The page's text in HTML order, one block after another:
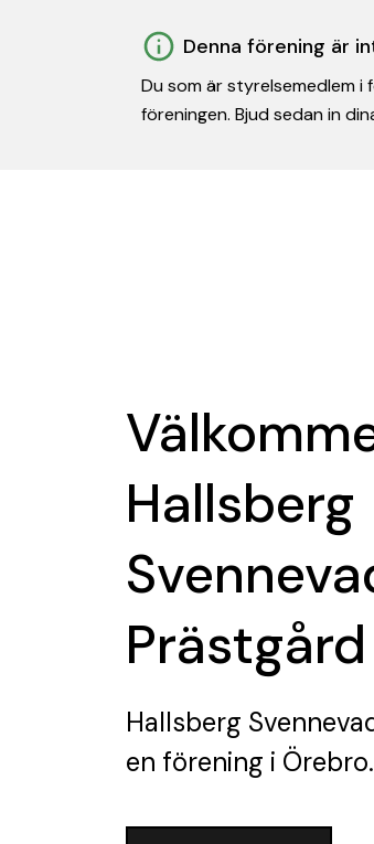
Denna förening är
Du som är styrelsemedlem
föreningen. Bjud sedan in
Hallsberg
Hallsberg
en förening i Örebro.